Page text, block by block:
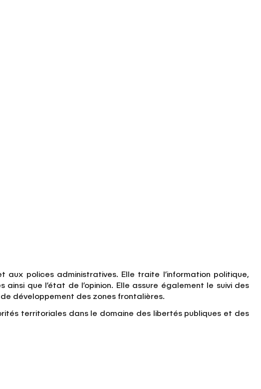
polices administratives. Elle traite l’information politique,
que l’état de l’opinion. Elle assure également le suivi des
développement des zones frontalières.
territoriales dans le domaine des libertés publiques et des